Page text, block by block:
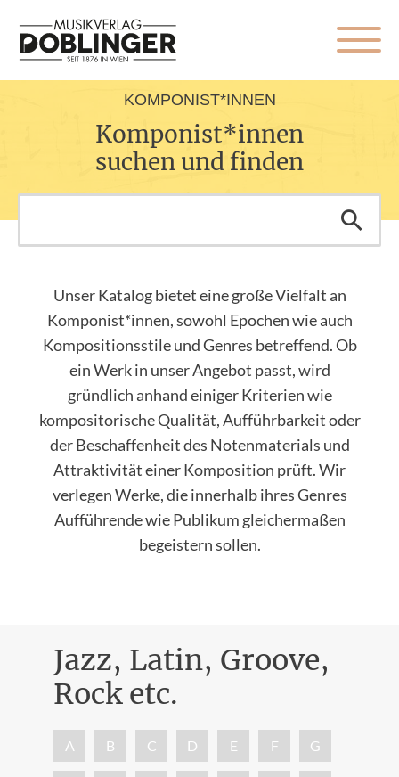
KOMPONIST*INNEN
Komponist*innen
suchen und finden
Unser Katalog bietet eine große Vielfalt an
Komponist*innen, sowohl Epochen wie auch
Kompositionsstile und Genres betreffend. Ob
ein Werk in unser Angebot passt, wird
gründlich anhand einiger Kriterien wie
kompositorische Qualität, Aufführbarkeit oder
der Beschaffenheit des Notenmaterials und
Attraktivität einer Komposition prüft. Wir
verlegen Werke, die innerhalb ihres Genres
Aufführende wie Publikum gleichermaßen
begeistern sollen.
Jazz, Latin, Groove,
Rock etc.
A B C D E F G